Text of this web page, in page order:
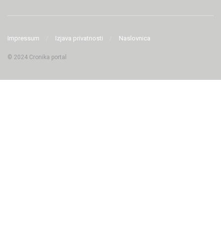
Impressum Izjava privatnosti Naslovnica
© 2024 Cronika portal